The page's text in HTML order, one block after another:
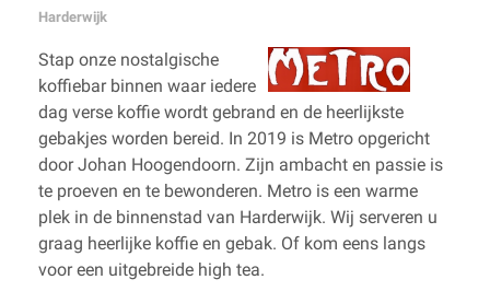
Harderwijk
Stap onze nostalgische
koffiebar binnen waar iedere
dag verse koffie wordt gebrand en de heerlijkste
gebakjes worden bereid. In 2019 is Metro opgericht
door Johan Hoogendoorn. Zijn ambacht en passie is
te proeven en te bewonderen. Metro is een warme
plek in de binnenstad van Harderwijk. Wij serveren u
graag heerlijke koffie en gebak. Of kom eens langs
voor een uitgebreide high tea.